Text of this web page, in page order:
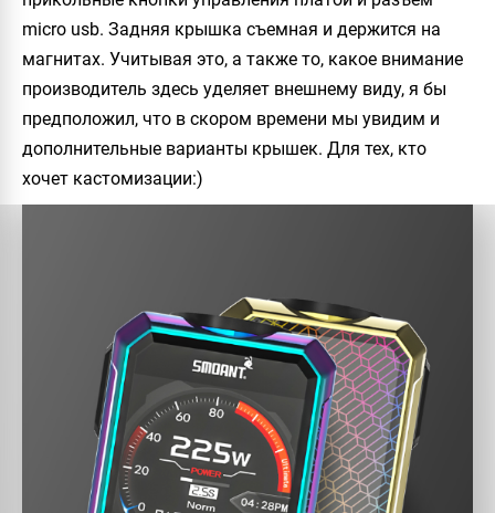
micro usb. Задняя крышка съемная и держится на
магнитах. Учитывая это, а также то, какое внимание
производитель здесь уделяет внешнему виду, я бы
предположил, что в скором времени мы увидим и
дополнительные варианты крышек. Для тех, кто
хочет кастомизации:)